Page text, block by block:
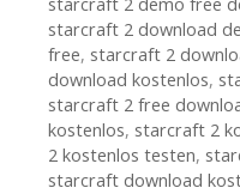
starcraft 2 download
free, starcraft 2
download kostenlos,
starcraft 2 free
kostenlos, starcraft 2
2 kostenlos testen,
starcraft download